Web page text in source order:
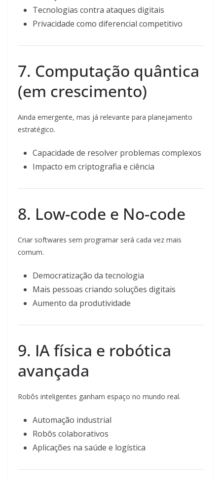
Tecnologias contra ataques digitais
Privacidade como diferencial competitivo
7. Computação quântica
(em crescimento)
Ainda emergente, mas já relevante para planejamento
estratégico.
Capacidade de resolver problemas complexos
Impacto em criptografia e ciência
8. Low-code e No-code
Criar softwares sem programar será cada vez mais
comum.
Democratização da tecnologia
Mais pessoas criando soluções digitais
Aumento da produtividade
9. IA física e robótica
avançada
Robôs inteligentes ganham espaço no mundo real.
Automação industrial
Robôs colaborativos
Aplicações na saúde e logística